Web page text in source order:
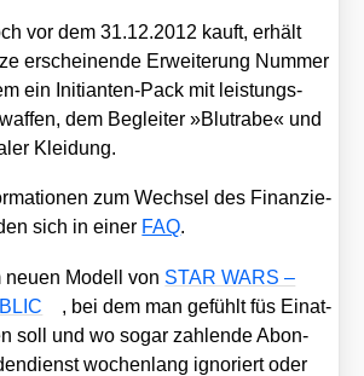
vor dem 31.12.2012 kauft, erhält
erschei­nen­de Erwei­te­rung Num­mer
ein Initi­an­ten-Pack mit leis­tungs­
dem Beglei­ter »Blut­ra­be« und
Klei­dung.
zum Wech­sel des Finan­zie­
sich in einer FAQ.
neu­en Modell von STAR WARS –
, bei dem man gefühlt füs Ein­at­
soll und wo sogar zah­len­de Abon­
wochen­lang igno­riert oder